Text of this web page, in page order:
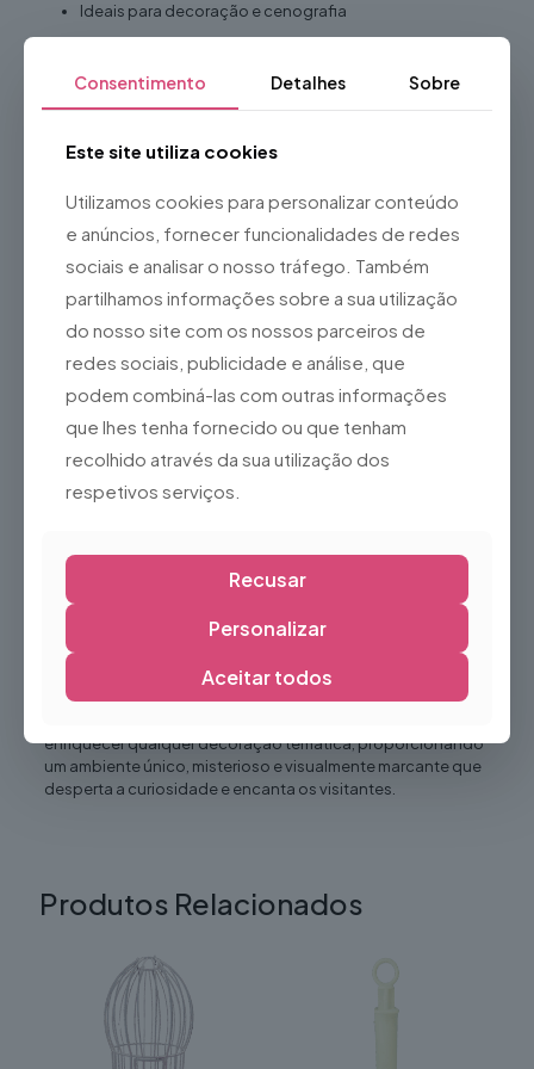
Ideais para decoração e cenografia
Ideal para
Halloween
Produções de teatro
Cinema e televisão
Sessões fotográficas
Montras
Feiras e exposições
Photospots
Vantagens
Excelente elemento para fotografias
Fácil de combinar com outras decorações temáticas
Ideal para criar ambientes misteriosos e de fantasia
enriquecer qualquer decoração temática, proporcionando
um ambiente único, misterioso e visualmente marcante que
desperta a curiosidade e encanta os visitantes.
Produtos Relacionados
Consentimento Detalhes Sobre
Este site utiliza cookies
Utilizamos cookies para personalizar conteúdo
e anúncios, fornecer funcionalidades de redes
sociais e analisar o nosso tráfego. Também
partilhamos informações sobre a sua utilização
do nosso site com os nossos parceiros de
redes sociais, publicidade e análise, que
podem combiná-las com outras informações
que lhes tenha fornecido ou que tenham
recolhido através da sua utilização dos
respetivos serviços.
Recusar
Personalizar
Aceitar todos